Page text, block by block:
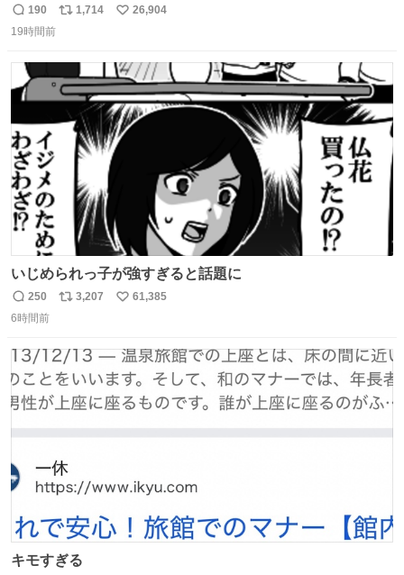
的な演技が毎回シンドい。
返
信
190
リ
ト
数
1,714
い
数
26,904
19時間前
いじめられっ子が強すぎると話題に
返
信
250
リ
ト
数
3,207
い
数
61,385
6時間前
キモすぎる